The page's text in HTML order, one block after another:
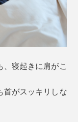
、寝起きに肩がこ
首がスッキリしな